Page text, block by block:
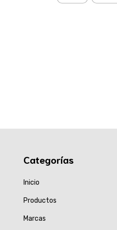
Categorías
Inicio
Productos
Marcas